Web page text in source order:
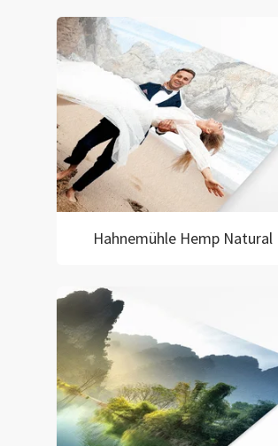
Hahnemühle Hemp Natural